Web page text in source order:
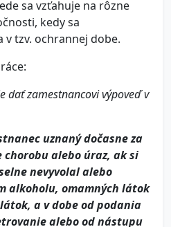
sa vzťahuje na rôzne
kedy sa
v tzv. ochrannej dobe.
dať zamestnancovi výpoveď v
uznaný dočasne za
alebo úraz, ak si
nevyvolal alebo
alkoholu, omamných látok
a v dobe od podania
alebo od nástupu